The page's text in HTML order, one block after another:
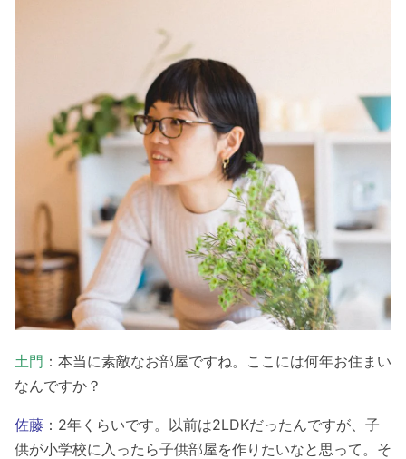
土門 ：本当に素敵なお部屋ですね。ここには何年お住まい
なんですか？
佐藤 ：2年くらいです。以前は2LDKだったんですが、子
供が小学校に入ったら子供部屋を作りたいなと思って。そ